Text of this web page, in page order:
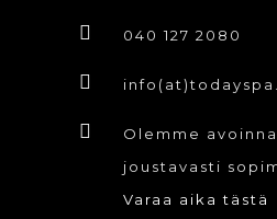
040 127 2080
Olemme
joustavasti
Varaa aika tästä